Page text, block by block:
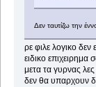
Δεν ταυτίζω την
ρε φιλε λογικο
ειδικο επιχειρημα
μετα τα γυρνας
δεν θα υπαρχουν